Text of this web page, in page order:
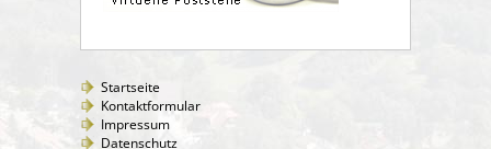
Startseite
Kontaktformular
Impressum
Datenschutz